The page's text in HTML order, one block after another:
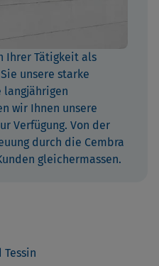
Ihrer Tätigkeit als
unsere starke
langjährigen
wir Ihnen unsere
Verfügung. Von der
durch die Cembra
gleichermassen.
Tessin